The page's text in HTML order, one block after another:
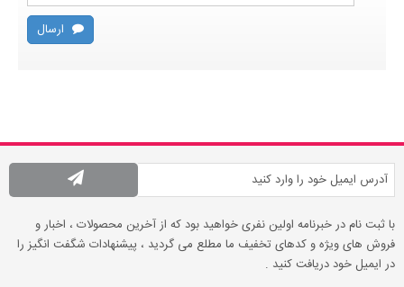
ارسال
با ثبت نام در خبرنامه اولین نفری خواهید بود که از آخرین محصولات ، اخبار و
فروش های ویژه و کدهای تخفیف ما مطلع می گردید ، پیشنهادات شگفت انگیز را
در ایمیل خود دریافت کنید .